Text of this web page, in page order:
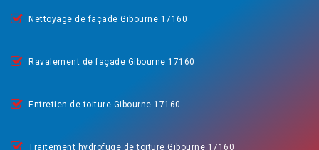
Nettoyage de façade Gibourne 17160
Ravalement de façade Gibourne 17160
Entretien de toiture Gibourne 17160
Traitement hydrofuge de toiture Gibourne 17160